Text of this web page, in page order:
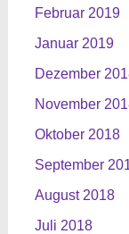
Februar 2019
Januar 2019
Dezember
November
Oktober 2018
September
August 2018
Juli 2018